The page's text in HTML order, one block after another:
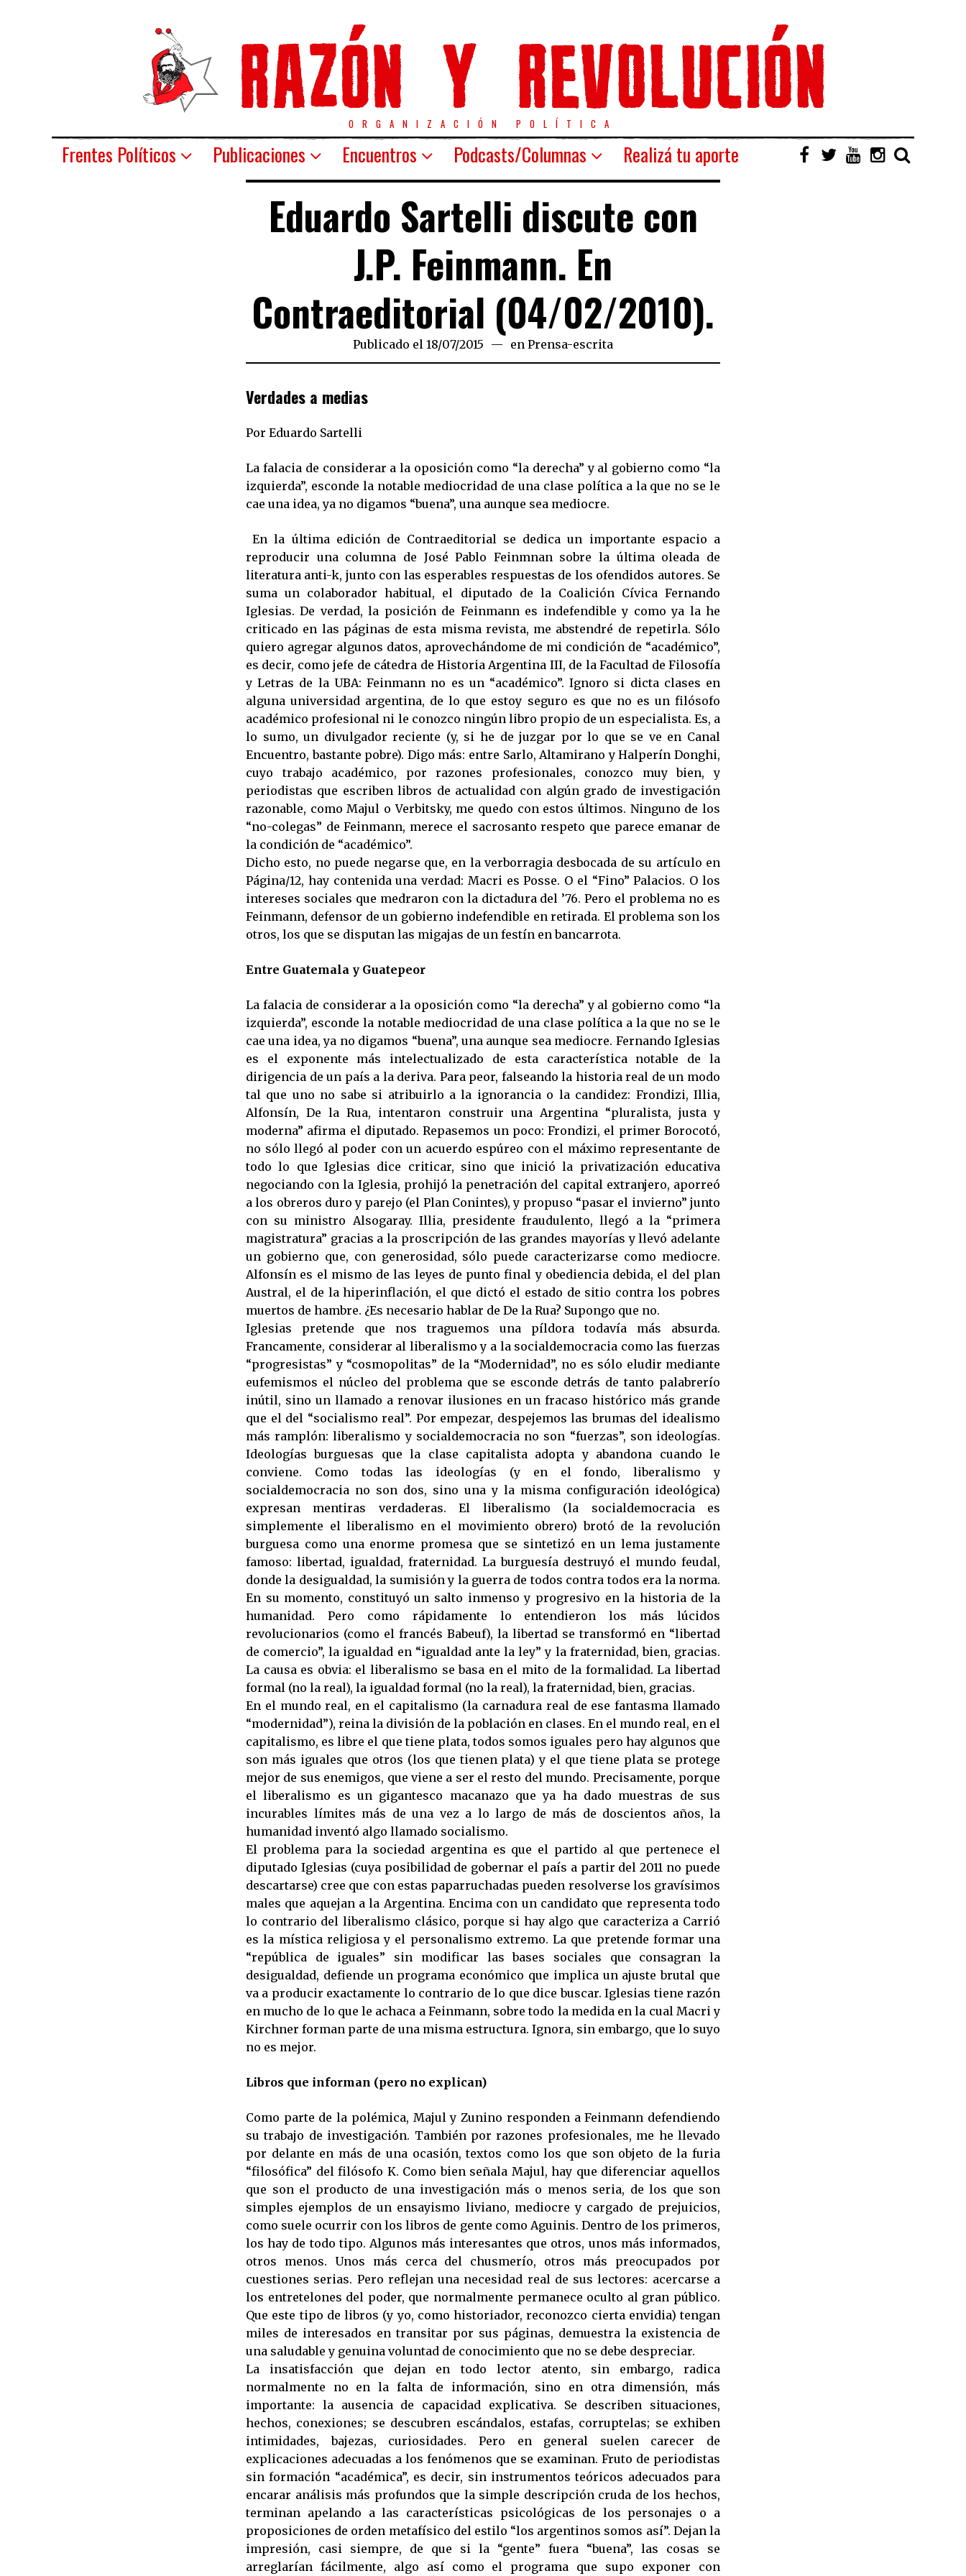
ORGANIZACIÓN POLÍTICA
Frentes Políticos Publicaciones Encuentros Podcasts/Columnas Realizá tu aporte
Eduardo Sartelli discute con
J.P. Feinmann. En
Contraeditorial (04/02/2010).
Publicado el 18/07/2015 en Prensa-escrita
Verdades a medias
Por Eduardo Sartelli
La falacia de considerar a la oposición como “la derecha” y al gobierno como “la
izquierda”, esconde la notable mediocridad de una clase política a la que no se le
cae una idea, ya no digamos “buena”, una aunque sea mediocre.
En la última edición de Contraeditorial se dedica un importante espacio a
reproducir una columna de José Pablo Feinmnan sobre la última oleada de
literatura anti-k, junto con las esperables respuestas de los ofendidos autores. Se
suma un colaborador habitual, el diputado de la Coalición Cívica Fernando
Iglesias. De verdad, la posición de Feinmann es indefendible y como ya la he
criticado en las páginas de esta misma revista, me abstendré de repetirla. Sólo
quiero agregar algunos datos, aprovechándome de mi condición de “académico”,
es decir, como jefe de cátedra de Historia Argentina III, de la Facultad de Filosofía
y Letras de la UBA: Feinmann no es un “académico”. Ignoro si dicta clases en
alguna universidad argentina, de lo que estoy seguro es que no es un filósofo
académico profesional ni le conozco ningún libro propio de un especialista. Es, a
lo sumo, un divulgador reciente (y, si he de juzgar por lo que se ve en Canal
Encuentro, bastante pobre). Digo más: entre Sarlo, Altamirano y Halperín Donghi,
cuyo trabajo académico, por razones profesionales, conozco muy bien, y
periodistas que escriben libros de actualidad con algún grado de investigación
razonable, como Majul o Verbitsky, me quedo con estos últimos. Ninguno de los
“no-colegas” de Feinmann, merece el sacrosanto respeto que parece emanar de
la condición de “académico”.
Dicho esto, no puede negarse que, en la verborragia desbocada de su artículo en
Página/12, hay contenida una verdad: Macri es Posse. O el “Fino” Palacios. O los
intereses sociales que medraron con la dictadura del ’76. Pero el problema no es
Feinmann, defensor de un gobierno indefendible en retirada. El problema son los
otros, los que se disputan las migajas de un festín en bancarrota.
Entre Guatemala y Guatepeor
La falacia de considerar a la oposición como “la derecha” y al gobierno como “la
izquierda”, esconde la notable mediocridad de una clase política a la que no se le
cae una idea, ya no digamos “buena”, una aunque sea mediocre. Fernando Iglesias
es el exponente más intelectualizado de esta característica notable de la
dirigencia de un país a la deriva. Para peor, falseando la historia real de un modo
tal que uno no sabe si atribuirlo a la ignorancia o la candidez: Frondizi, Illia,
Alfonsín, De la Rua, intentaron construir una Argentina “pluralista, justa y
moderna” afirma el diputado. Repasemos un poco: Frondizi, el primer Borocotó,
no sólo llegó al poder con un acuerdo espúreo con el máximo representante de
todo lo que Iglesias dice criticar, sino que inició la privatización educativa
negociando con la Iglesia, prohijó la penetración del capital extranjero, aporreó
a los obreros duro y parejo (el Plan Conintes), y propuso “pasar el invierno” junto
con su ministro Alsogaray. Illia, presidente fraudulento, llegó a la “primera
magistratura” gracias a la proscripción de las grandes mayorías y llevó adelante
un gobierno que, con generosidad, sólo puede caracterizarse como mediocre.
Alfonsín es el mismo de las leyes de punto final y obediencia debida, el del plan
Austral, el de la hiperinflación, el que dictó el estado de sitio contra los pobres
muertos de hambre. ¿Es necesario hablar de De la Rua? Supongo que no.
Iglesias pretende que nos traguemos una píldora todavía más absurda.
Francamente, considerar al liberalismo y a la socialdemocracia como las fuerzas
“progresistas” y “cosmopolitas” de la “Modernidad”, no es sólo eludir mediante
eufemismos el núcleo del problema que se esconde detrás de tanto palabrerío
inútil, sino un llamado a renovar ilusiones en un fracaso histórico más grande
que el del “socialismo real”. Por empezar, despejemos las brumas del idealismo
más ramplón: liberalismo y socialdemocracia no son “fuerzas”, son ideologías.
Ideologías burguesas que la clase capitalista adopta y abandona cuando le
conviene. Como todas las ideologías (y en el fondo, liberalismo y
socialdemocracia no son dos, sino una y la misma configuración ideológica)
expresan mentiras verdaderas. El liberalismo (la socialdemocracia es
simplemente el liberalismo en el movimiento obrero) brotó de la revolución
burguesa como una enorme promesa que se sintetizó en un lema justamente
famoso: libertad, igualdad, fraternidad. La burguesía destruyó el mundo feudal,
donde la desigualdad, la sumisión y la guerra de todos contra todos era la norma.
En su momento, constituyó un salto inmenso y progresivo en la historia de la
humanidad. Pero como rápidamente lo entendieron los más lúcidos
revolucionarios (como el francés Babeuf), la libertad se transformó en “libertad
de comercio”, la igualdad en “igualdad ante la ley” y la fraternidad, bien, gracias.
La causa es obvia: el liberalismo se basa en el mito de la formalidad. La libertad
formal (no la real), la igualdad formal (no la real), la fraternidad, bien, gracias.
En el mundo real, en el capitalismo (la carnadura real de ese fantasma llamado
“modernidad”), reina la división de la población en clases. En el mundo real, en el
capitalismo, es libre el que tiene plata, todos somos iguales pero hay algunos que
son más iguales que otros (los que tienen plata) y el que tiene plata se protege
mejor de sus enemigos, que viene a ser el resto del mundo. Precisamente, porque
el liberalismo es un gigantesco macanazo que ya ha dado muestras de sus
incurables límites más de una vez a lo largo de más de doscientos años, la
humanidad inventó algo llamado socialismo.
El problema para la sociedad argentina es que el partido al que pertenece el
diputado Iglesias (cuya posibilidad de gobernar el país a partir del 2011 no puede
descartarse) cree que con estas paparruchadas pueden resolverse los gravísimos
males que aquejan a la Argentina. Encima con un candidato que representa todo
lo contrario del liberalismo clásico, porque si hay algo que caracteriza a Carrió
es la mística religiosa y el personalismo extremo. La que pretende formar una
“república de iguales” sin modificar las bases sociales que consagran la
desigualdad, defiende un programa económico que implica un ajuste brutal que
va a producir exactamente lo contrario de lo que dice buscar. Iglesias tiene razón
en mucho de lo que le achaca a Feinmann, sobre todo la medida en la cual Macri y
Kirchner forman parte de una misma estructura. Ignora, sin embargo, que lo suyo
no es mejor.
Libros que informan (pero no explican)
Como parte de la polémica, Majul y Zunino responden a Feinmann defendiendo
su trabajo de investigación. También por razones profesionales, me he llevado
por delante en más de una ocasión, textos como los que son objeto de la furia
“filosófica” del filósofo K. Como bien señala Majul, hay que diferenciar aquellos
que son el producto de una investigación más o menos seria, de los que son
simples ejemplos de un ensayismo liviano, mediocre y cargado de prejuicios,
como suele ocurrir con los libros de gente como Aguinis. Dentro de los primeros,
los hay de todo tipo. Algunos más interesantes que otros, unos más informados,
otros menos. Unos más cerca del chusmerío, otros más preocupados por
cuestiones serias. Pero reflejan una necesidad real de sus lectores: acercarse a
los entretelones del poder, que normalmente permanece oculto al gran público.
Que este tipo de libros (y yo, como historiador, reconozco cierta envidia) tengan
miles de interesados en transitar por sus páginas, demuestra la existencia de
una saludable y genuina voluntad de conocimiento que no se debe despreciar.
La insatisfacción que dejan en todo lector atento, sin embargo, radica
normalmente no en la falta de información, sino en otra dimensión, más
importante: la ausencia de capacidad explicativa. Se describen situaciones,
hechos, conexiones; se descubren escándalos, estafas, corruptelas; se exhiben
intimidades, bajezas, curiosidades. Pero en general suelen carecer de
explicaciones adecuadas a los fenómenos que se examinan. Fruto de periodistas
sin formación “académica”, es decir, sin instrumentos teóricos adecuados para
encarar análisis más profundos que la simple descripción cruda de los hechos,
terminan apelando a las características psicológicas de los personajes o a
proposiciones de orden metafísico del estilo “los argentinos somos así”. Dejan la
impresión, casi siempre, de que si la “gente” fuera “buena”, las cosas se
arreglarían fácilmente, algo así como el programa que supo exponer con